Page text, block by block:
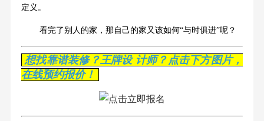
定义。
看完了别人的家，那自己的家又该如何“与时俱进”呢？
想找靠谱装修？王牌设 计师？点击下方图片，
在线预约报价！